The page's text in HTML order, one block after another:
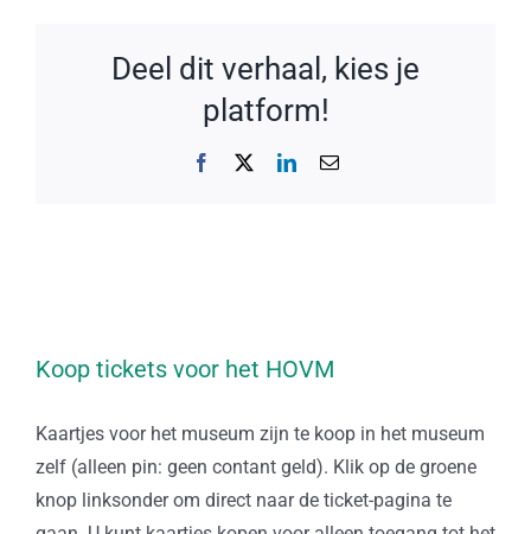
Deel dit verhaal, kies je
platform!
Facebook LinkedIn
E-
Koop tickets voor het HOVM
Kaartjes voor het museum zijn te koop in het museum
zelf (alleen pin: geen contant geld). Klik op de groene
knop linksonder om direct naar de ticket-pagina te